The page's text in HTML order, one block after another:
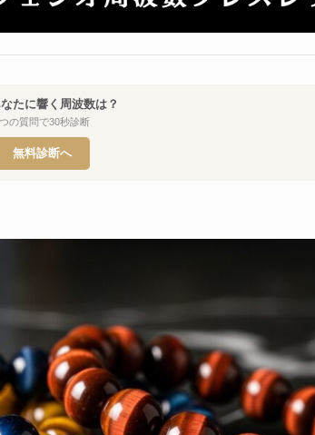
たに響く周波数は？
の質問で30秒診断
無料診断へ